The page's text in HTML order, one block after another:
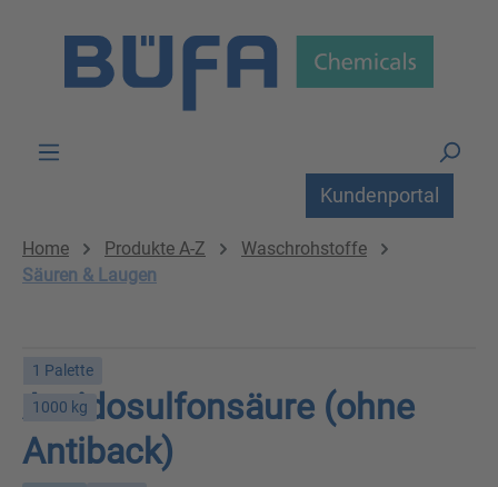
Kundenportal
Home Produkte A-Z
Waschrohstoffe
Säuren & Laugen
1 Palette
1000 kg
Amidosulfonsäure (ohne
Antiback)